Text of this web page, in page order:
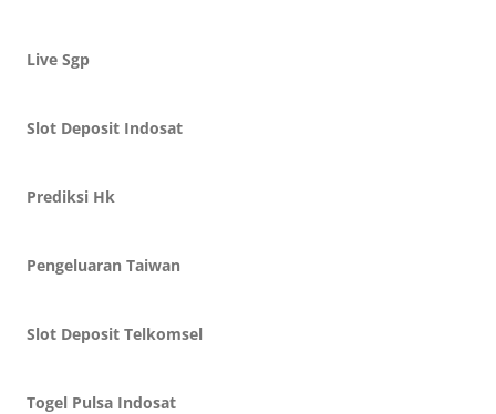
Live Sgp
Slot Deposit Indosat
Prediksi Hk
Pengeluaran Taiwan
Slot Deposit Telkomsel
Togel Pulsa Indosat